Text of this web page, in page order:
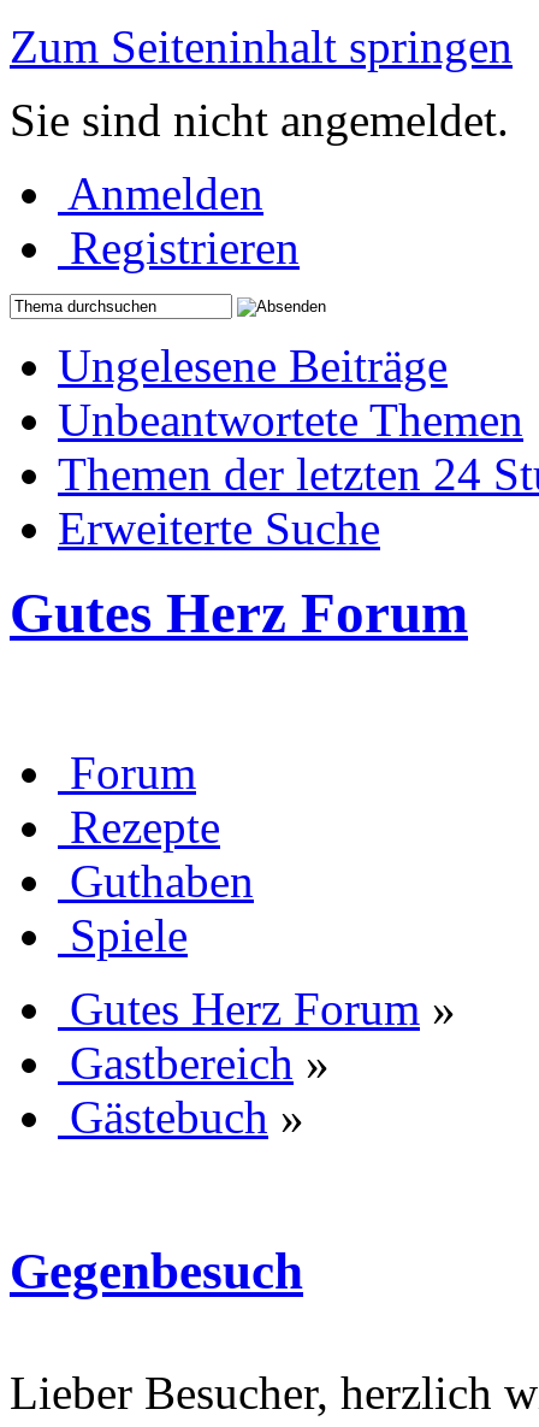
Zum Seiteninhalt springen
Sie sind nicht angemeldet.
Anmelden
Registrieren
Ungelesene Beiträge
Unbeantwortete Themen
Themen der letzten 24
Erweiterte Suche
Gutes Herz Forum
Forum
Rezepte
Guthaben
Spiele
Gutes Herz Forum »
Gastbereich »
Gästebuch »
Gegenbesuch
Lieber Besucher, herzlich